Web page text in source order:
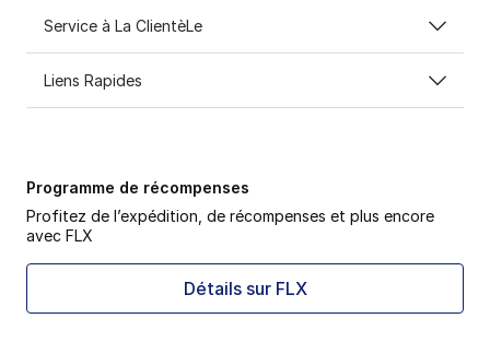
Service à La ClientèLe
Liens Rapides
Programme de récompenses
Profitez de l’expédition, de récompenses et plus encore
avec FLX
Détails sur FLX